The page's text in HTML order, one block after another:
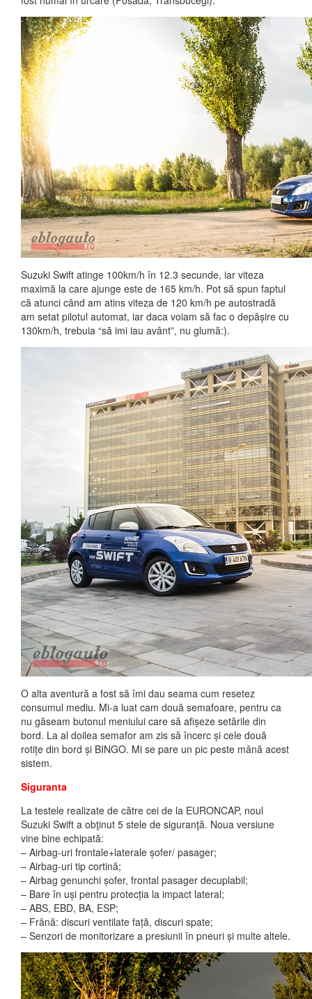
Suzuki Swift atinge 100km/h în 12.3 secunde, iar viteza
maximă la care ajunge este de 165 km/h. Pot să spun faptul
că atunci când am atins viteza de 120 km/h pe autostradă
am setat pilotul automat, iar daca voiam să fac o depășire cu
130km/h, trebuia “să imi iau avânt”, nu glumă:).
O alta aventură a fost să îmi dau seama cum resetez
consumul mediu. Mi-a luat cam două semafoare, pentru ca
nu găseam butonul meniului care să afișeze setările din
bord. La al doilea semafor am zis să încerc și cele două
rotițe din bord și BINGO. Mi se pare un pic peste mână acest
sistem.
Siguranta
La testele realizate de către cei de la EURONCAP, noul
Suzuki Swift a obţinut 5 stele de siguranţă. Noua versiune
vine bine echipată:
– Airbag-uri frontale+laterale șofer/ pasager;
– Airbag-uri tip cortină;
– Airbag genunchi șofer, frontal pasager decuplabil;
– Bare în uși pentru protecția la impact lateral;
– ABS, EBD, BA, ESP;
– Frână: discuri ventilate față, discuri spate;
– Senzori de monitorizare a presiunii în pneuri și multe altele.